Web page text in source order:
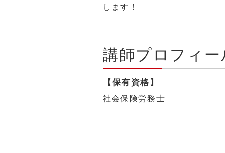
します！
講師プロフィー
【保有資格】
社会保険労務士